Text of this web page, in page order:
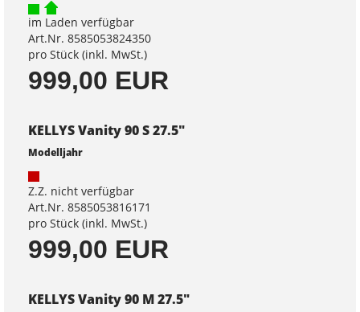
im Laden verfügbar
Art.Nr. 8585053824350
pro Stück (inkl. MwSt.)
999,00 EUR
KELLYS Vanity 90 S 27.5"
Modelljahr
Z.Z. nicht verfügbar
Art.Nr. 8585053816171
pro Stück (inkl. MwSt.)
999,00 EUR
KELLYS Vanity 90 M 27.5"